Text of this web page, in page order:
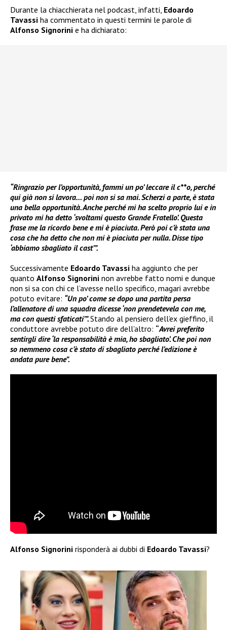
Durante la chiacchierata nel podcast, infatti, Edoardo
Tavassi ha commentato in questi termini le parole di
Alfonso Signorini e ha dichiarato:
“Ringrazio per l’opportunità, fammi un po’ leccare il c**o, perché
qui già non si lavora… poi non si sa mai. Scherzi a parte, è stata
una bella opportunità. Anche perché mi ha scelto proprio lui e in
privato mi ha detto ‘svoltami questo Grande Fratello’. Questa
frase me la ricordo bene e mi è piaciuta. Però poi c’è stata una
cosa che ha detto che non mi è piaciuta per nulla. Disse tipo
‘abbiamo sbagliato il cast’”.
Successivamente Edoardo Tavassi ha aggiunto che per
quanto Alfonso Signorini non avrebbe fatto nomi e dunque
non si sa con chi ce l’avesse nello specifico, magari avrebbe
potuto evitare: “Un po’ come se dopo una partita persa
l’allenatore di una squadra dicesse ‘non prendetevela con me,
ma con questi sfaticati’”.Stando al pensiero dell’ex gieffino, il
conduttore avrebbe potuto dire dell’altro: “Avrei preferito
sentirgli dire ‘la responsabilità è mia, ho sbagliato’. Che poi non
so nemmeno cosa c’è stato di sbagliato perché l’edizione è
andata pure bene”.
Alfonso Signorini risponderà ai dubbi di Edoardo Tavassi?